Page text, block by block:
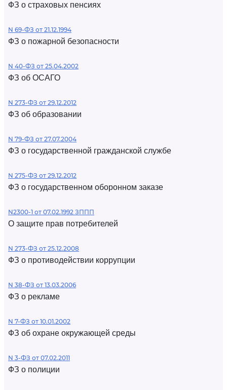
ФЗ о страховых пенсиях
N 69-ФЗ от 21.12.1994
ФЗ о пожарной безопасности
N 40-ФЗ от 25.04.2002
ФЗ об ОСАГО
N 273-ФЗ от 29.12.2012
ФЗ об образовании
N 79-ФЗ от 27.07.2004
ФЗ о государственной гражданской службе
N 275-ФЗ от 29.12.2012
ФЗ о государственном оборонном заказе
N2300-1 от 07.02.1992 ЗППП
О защите прав потребителей
N 273-ФЗ от 25.12.2008
ФЗ о противодействии коррупции
N 38-ФЗ от 13.03.2006
ФЗ о рекламе
N 7-ФЗ от 10.01.2002
ФЗ об охране окружающей среды
N 3-ФЗ от 07.02.2011
ФЗ о полиции